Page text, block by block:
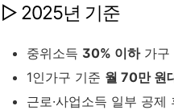
▷ 2025년 기준
중위소득 30% 이하가구
1인가구 기준 월 70만 원
근로·사업소득 일부 공